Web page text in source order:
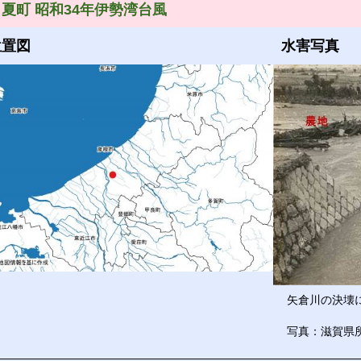
町 昭和34年伊勢湾台風
図 水害写真
矢倉川の決壊
写真：滋賀県